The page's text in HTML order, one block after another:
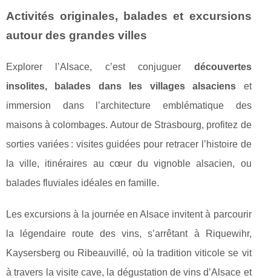
Activités originales, balades et excursions
autour des grandes villes
Explorer l’Alsace, c’est conjuguer découvertes
insolites, balades dans les villages alsaciens et
immersion dans l’architecture emblématique des
maisons à colombages. Autour de Strasbourg, profitez de
sorties variées : visites guidées pour retracer l’histoire de
la ville, itinéraires au cœur du vignoble alsacien, ou
balades fluviales idéales en famille.
Les excursions à la journée en Alsace invitent à parcourir
la légendaire route des vins, s’arrêtant à Riquewihr,
Kaysersberg ou Ribeauvillé, où la tradition viticole se vit
à travers la visite cave, la dégustation de vins d’Alsace et